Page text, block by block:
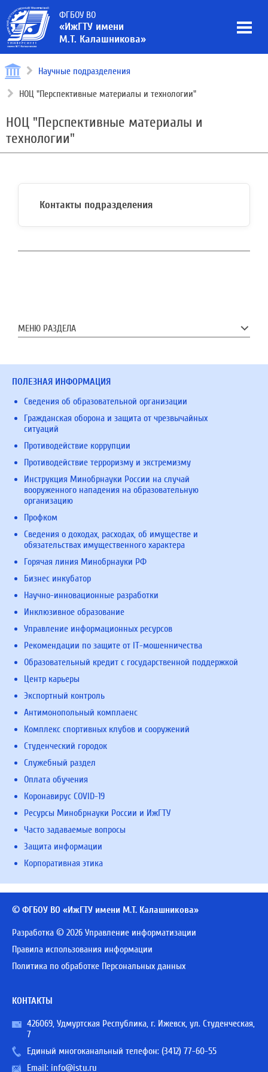
ФГБОУ ВО
«ИжГТУ имени
М.Т. Калашникова»
Научные подразделения
НОЦ "Перспективные материалы и технологии"
НОЦ "Перспективные материалы и
технологии"
Контакты подразделения
МЕНЮ РАЗДЕЛА
ПОЛЕЗНАЯ ИНФОРМАЦИЯ
Сведения об образовательной организации
Гражданская оборона и защита от чрезвычайных
ситуаций
Противодействие коррупции
Противодействие терроризму и экстремизму
Инструкция Минобрнауки России на случай
вооруженного нападения на образовательную
организацию
Профком
Сведения о доходах, расходах, об имуществе и
обязательствах имущественного характера
Горячая линия Минобрнауки РФ
Бизнес инкубатор
Научно-инновационные разработки
Инклюзивное образование
Управление информационных ресурсов
Рекомендации по защите от IT-мошенничества
Образовательный кредит с государственной поддержкой
Центр карьеры
Экспортный контроль
Антимонопольный комплаенс
Комплекс спортивных клубов и сооружений
Студенческий городок
Служебный раздел
Оплата обучения
Коронавирус COVID-19
Ресурсы Минобрнауки России и ИжГТУ
Часто задаваемые вопросы
Защита информации
Корпоративная этика
© ФГБОУ ВО «ИжГТУ имени М.Т. Калашникова»
Разработка © 2026 Управление информатизации
Правила использования информации
Политика по обработке Персональных данных
КОНТАКТЫ
426069, Удмуртская Республика, г. Ижевск, ул. Студенческая,
7
Единый многоканальный телефон: (3412) 77-60-55
Email: info@istu.ru